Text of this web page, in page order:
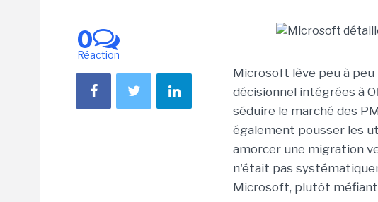
0
Réaction
Microsoft lève peu à peu
décisionnel intégrées à
séduire le marché des
également pousser les
amorcer une migration
n'était pas
Microsoft, plutôt